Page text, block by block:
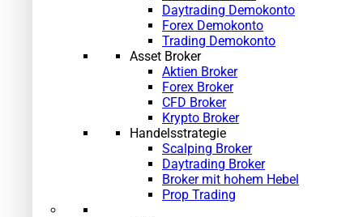
Daytrading Demokonto
Forex Demokonto
Trading Demokonto
Asset Broker
Aktien Broker
Forex Broker
CFD Broker
Krypto Broker
Handelsstrategie
Scalping Broker
Daytrading Broker
Broker mit hohem Hebel
Prop Trading